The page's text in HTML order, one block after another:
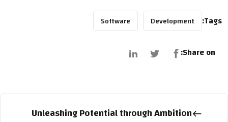
Tags:
Development
Software
Share on:
Unleashing Potential through Ambition